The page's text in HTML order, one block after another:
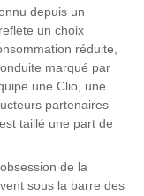
depuis un
un choix
réduite,
marqué par
une Clio, une
partenaires
taillé une part de
de la
sous la barre des